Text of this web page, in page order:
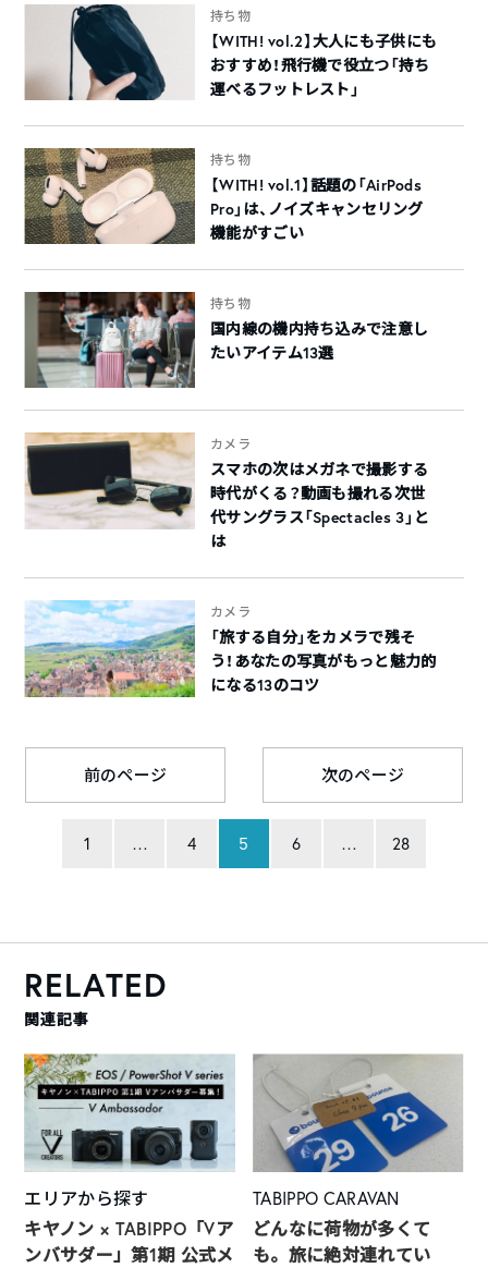
持ち物
【WITH! vol.2】大人にも子供にも
おすすめ！飛行機で役立つ「持ち
運べるフットレスト」
持ち物
【WITH! vol.1】話題の「AirPods
Pro」は、ノイズキャンセリング
機能がすごい
持ち物
国内線の機内持ち込みで注意し
たいアイテム13選
カメラ
スマホの次はメガネで撮影する
時代がくる？動画も撮れる次世
代サングラス「Spectacles 3」と
は
カメラ
「旅する自分」をカメラで残そ
う！あなたの写真がもっと魅力的
になる13のコツ
前のページ
1 … 4 5 6 … 28
次のページ
RELATED
関連記事
エリアから探す
キヤノン × TABIPPO「Vア
ンバサダー」第1期 公式メ
TABIPPO CARAVAN
どんなに荷物が多くて
も。旅に絶対連れてい